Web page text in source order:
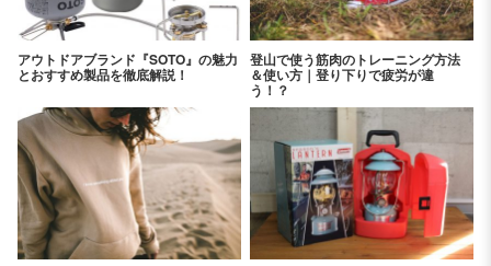
アウトドアブランド『SOTO』の魅力
とおすすめ製品を徹底解説！
登山で使う筋肉のトレーニング方法
＆使い方｜登り下りで疲労が違
う！？